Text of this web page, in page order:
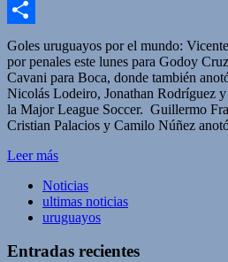
Facebook
Compartir
Goles uruguayos por el mundo:
por penales este lunes para Godoy
Cavani para Boca, donde también
Nicolás Lodeiro, Jonathan Rodríguez
la Major League Soccer. Guillermo
Cristian Palacios y Camilo Núñez
Leer más
Noticias
ultimas noticias
uruguayos
Entradas recientes